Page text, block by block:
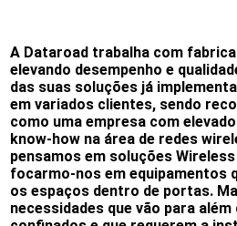
A Dataroad trabalha com
elevando desempenho e
das suas soluções já
em variados clientes, sendo
como uma empresa com
know-how na área de redes
pensamos em soluções
focarmo-nos em equipamentos
os espaços dentro de portas.
necessidades que vão para